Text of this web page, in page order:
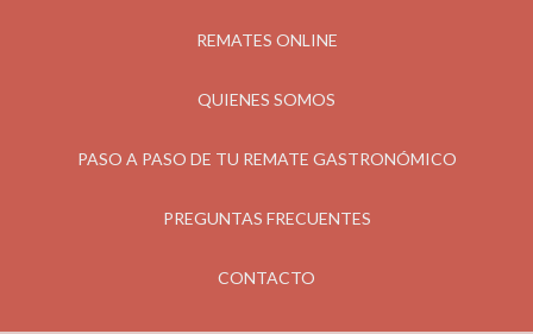
REMATES ONLINE
QUIENES SOMOS
PASO A PASO DE TU REMATE GASTRONÓMICO
PREGUNTAS FRECUENTES
CONTACTO